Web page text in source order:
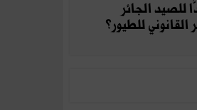
الجائر
القانوني للطيور؟